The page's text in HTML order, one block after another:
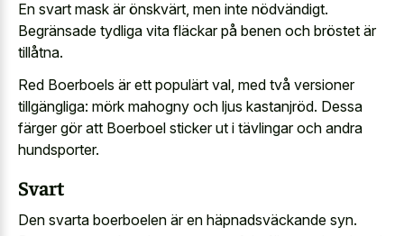
En svart mask är önskvärt, men inte nödvändigt.
Begränsade tydliga vita fläckar på benen och bröstet är
tillåtna.
Red Boerboels är ett populärt val, med två versioner
tillgängliga: mörk mahogny och ljus kastanjröd. Dessa
färger gör att Boerboel sticker ut i tävlingar och andra
hundsporter.
Svart
Den svarta boerboelen är en häpnadsväckande syn.